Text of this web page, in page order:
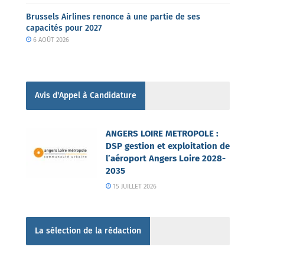
Brussels Airlines renonce à une partie de ses
capacités pour 2027
6 AOÛT 2026
Avis d'Appel à Candidature
ANGERS LOIRE METROPOLE :
DSP gestion et exploitation de
l’aéroport Angers Loire 2028-
2035
15 JUILLET 2026
La sélection de la rédaction